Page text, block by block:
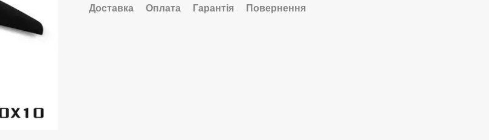
Доставка Оплата Гарантія Повернення